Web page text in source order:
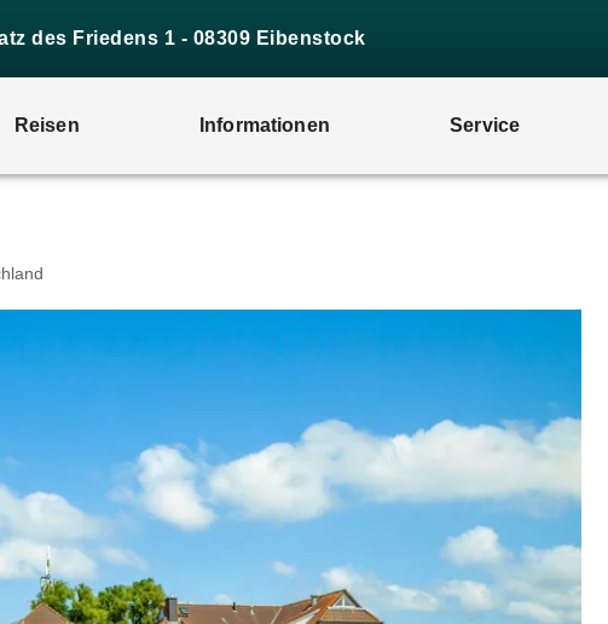
des Friedens 1 - 08309 Eibenstock
Reisen Informationen Service